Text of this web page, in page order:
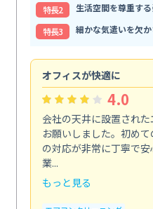
特⻑2
生活空間を尊重す
特⻑3
細かな気遣いを欠
オフィスが快適に
4.0
会社の天井に設置され
お願いしました。初め
の対応が非常に丁寧で
業...
もっと見る